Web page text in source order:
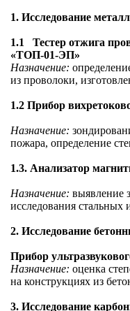
1. Исследование
1.1
Тестер отжига
«ТОП-01-ЭП»
Назначение:
из проволоки,
1.2 Прибор
Назначение:
пожара, определение
1.3. Анализатор
Назначение:выявление
исследования стальных
2. Исследование
Прибор
Назначение:оценка
на конструкциях из
3. Исследование